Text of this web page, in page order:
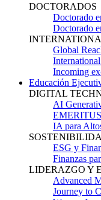
DOCTORADOS
Doctorado
Doctorado
Global
Incoming
Educación
DIGITAL
AI
EMERITUS
IA para
ESG y
Finanzas
LIDERAZGO Y
Advanced
Journey to